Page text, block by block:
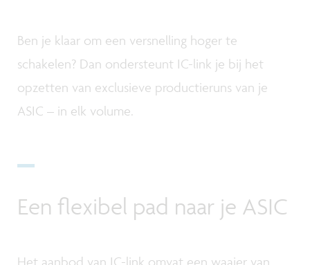
Ben je klaar om een versnelling hoger te
schakelen? Dan ondersteunt IC-link je bij het
opzetten van exclusieve productieruns van je
ASIC – in elk volume.
Een flexibel pad naar je ASIC
Het aanbod van IC-link omvat een waaier van